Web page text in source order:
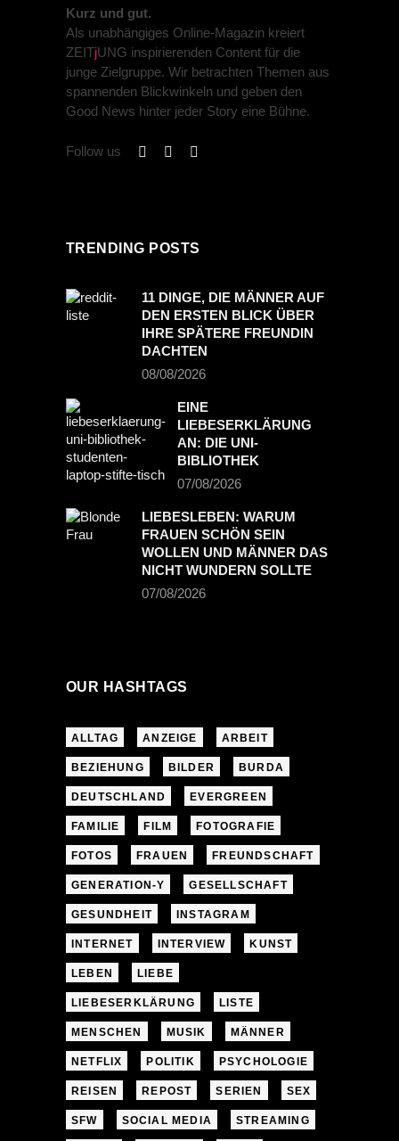
Kurz und gut.
Als unabhängiges Online-Magazin kreiert
ZEITjUNG inspirierenden Content für die
junge Zielgruppe. Wir betrachten Themen aus
spannenden Blickwinkeln und geben den
Good News hinter jeder Story eine Bühne.
Follow us
TRENDING POSTS
11 DINGE, DIE MÄNNER AUF
DEN ERSTEN BLICK ÜBER
IHRE SPÄTERE FREUNDIN
DACHTEN
08/08/2026
EINE
LIEBESERKLÄRUNG
AN: DIE UNI-
BIBLIOTHEK
07/08/2026
LIEBESLEBEN: WARUM
FRAUEN SCHÖN SEIN
WOLLEN UND MÄNNER DAS
NICHT WUNDERN SOLLTE
07/08/2026
OUR HASHTAGS
ALLTAG ANZEIGE ARBEIT
BEZIEHUNG BILDER BURDA
DEUTSCHLAND EVERGREEN
FAMILIE FILM FOTOGRAFIE
FOTOS FRAUEN FREUNDSCHAFT
GENERATION-Y GESELLSCHAFT
GESUNDHEIT INSTAGRAM
INTERNET INTERVIEW KUNST
LEBEN LIEBE
LIEBESERKLÄRUNG LISTE
MENSCHEN MUSIK MÄNNER
NETFLIX POLITIK PSYCHOLOGIE
REISEN REPOST SERIEN SEX
SFW SOCIAL MEDIA STREAMING